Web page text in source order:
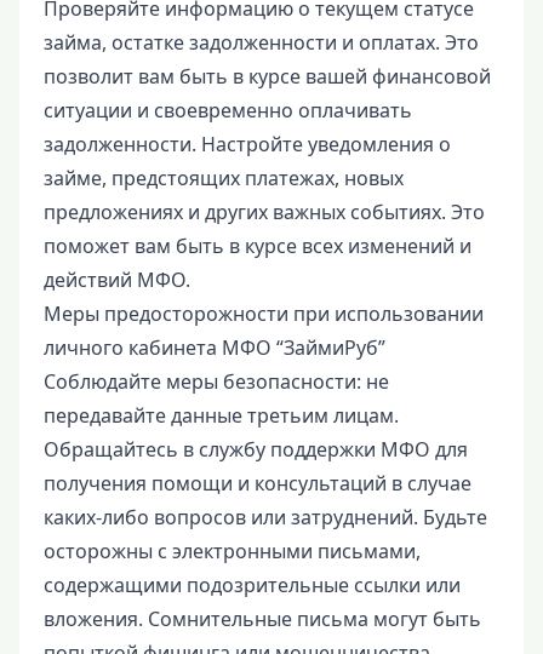
Проверяйте информацию о текущем статусе
займа, остатке задолженности и оплатах. Это
позволит вам быть в курсе вашей финансовой
ситуации и своевременно оплачивать
задолженности. Настройте уведомления о
займе, предстоящих платежах, новых
предложениях и других важных событиях. Это
поможет вам быть в курсе всех изменений и
действий МФО.
Меры предосторожности при использовании
личного кабинета МФО “ЗаймиРуб”
Соблюдайте меры безопасности: не
передавайте данные третьим лицам.
Обращайтесь в службу поддержки МФО для
получения помощи и консультаций в случае
каких-либо вопросов или затруднений. Будьте
осторожны с электронными письмами,
содержащими подозрительные ссылки или
вложения. Сомнительные письма могут быть